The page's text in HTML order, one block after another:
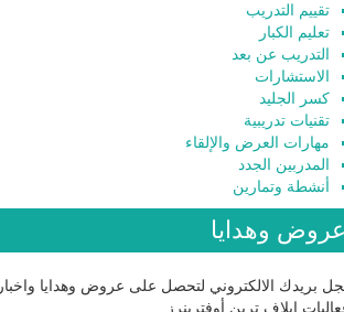
تقييم التدريب
تعليم الكبار
التدريب عن بعد
الاستشارات
كسر الجليد
تقنيات تدريبية
مهارات العرض والإلقاء
المدربين الجدد
أنشطة وتمارين
عروض وهدايا
بريدك الالكتروني لتحصل على عروض وهدايا واخبار
إيلاف ترين أوفترينرز